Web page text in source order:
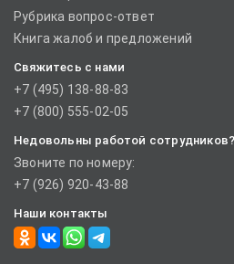
Рубрика вопрос-ответ
Книга жалоб и предложений
Свяжитесь с нами
+7 (495) 138-88-83
+7 (800) 555-02-05
Недовольны работой сотрудников?
Звоните по номеру:
+7 (926) 920-43-88
Наши контакты